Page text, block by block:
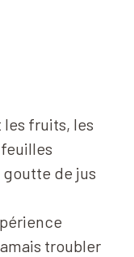
fruits, les
de jus
troubler